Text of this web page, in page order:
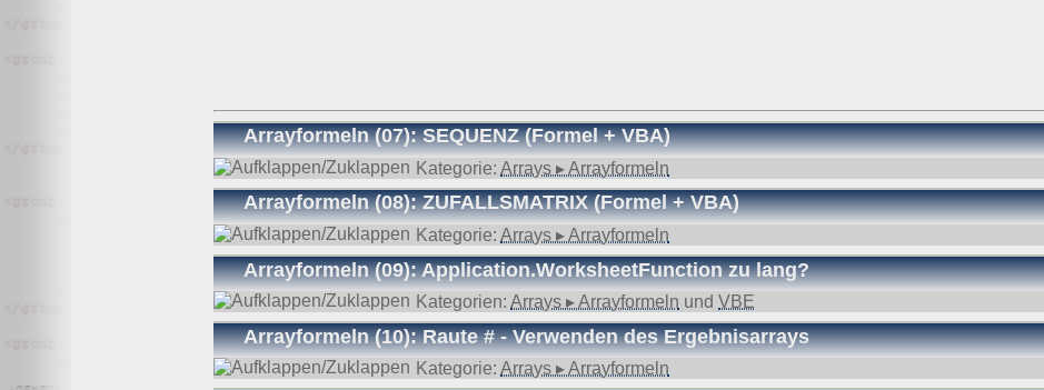
Arrayformeln (07): SEQUENZ (Formel + VBA)
Kategorie: Arrays ▸ Arrayformeln
Arrayformeln (08): ZUFALLSMATRIX (Formel + VBA)
Kategorie: Arrays ▸ Arrayformeln
Arrayformeln (09): Application.WorksheetFunction zu lang?
Kategorien: Arrays ▸ Arrayformeln und VBE
Arrayformeln (10): Raute # - Verwenden des Ergebnisarrays
Kategorie: Arrays ▸ Arrayformeln